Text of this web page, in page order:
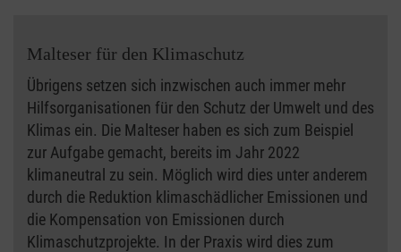
Malteser für den Klimaschutz
Übrigens setzen sich inzwischen auch immer mehr
Hilfsorganisationen für den Schutz der Umwelt und des
Klimas ein. Die Malteser haben es sich zum Beispiel
zur Aufgabe gemacht, bereits im Jahr 2022
klimaneutral zu sein. Möglich wird dies unter anderem
durch die Reduktion klimaschädlicher Emissionen und
die Kompensation von Emissionen durch
Klimaschutzprojekte. In der Praxis wird dies zum